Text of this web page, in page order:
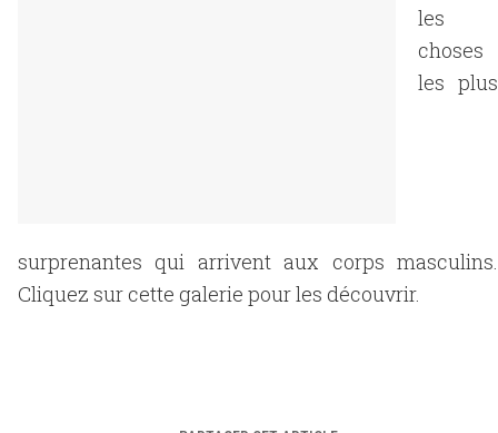
les
choses
les plus
surprenantes qui arrivent aux corps masculins.
Cliquez sur cette galerie pour les découvrir.